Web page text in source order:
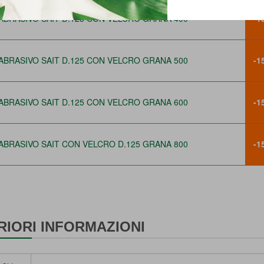
SAIT D.125 CON VELCRO GRANA 400 -
SAIT D.125 CON VELCRO GRANA 500 -
SAIT D.125 CON VELCRO GRANA 600 -
SAIT CON VELCRO D.125 GRANA 800 -
INFORMAZIONI